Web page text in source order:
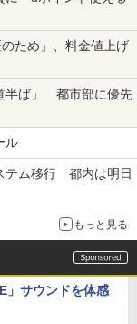
ため」、料金値上げ
半ば」 都市部に優先
ル
テム移行 都内は明日
もっと見る
」サウンドを体感